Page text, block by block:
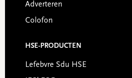
Adverteren
Colofon
HSE-PRODUCTEN
Lefebvre Sdu HSE